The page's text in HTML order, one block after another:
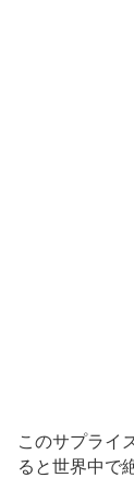
このサプライ
ると世界中で